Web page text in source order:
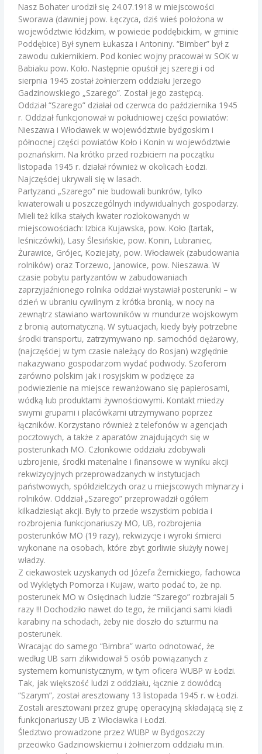
Nasz Bohater urodził się 24.07.1918 w miejscowości
Sworawa (dawniej pow. Łęczyca, dziś wieś położona w
województwie łódzkim, w powiecie poddębickim, w gminie
Poddębice) Był synem Łukasza i Antoniny. “Bimber” był z
zawodu cukiernikiem. Pod koniec wojny pracował w SOK w
Babiaku pow. Koło. Następnie opuścił jej szeregi i od
sierpnia 1945 został żołnierzem oddziału Jerzego
Gadzinowskiego „Szarego”. Został jego zastępcą.
Oddział “Szarego” działał od czerwca do października 1945
r. Oddział funkcjonował w południowej części powiatów:
Nieszawa i Włocławek w województwie bydgoskim i
północnej części powiatów Koło i Konin w województwie
poznańskim. Na krótko przed rozbiciem na początku
listopada 1945 r. działał również w okolicach Łodzi.
Najczęściej ukrywali się w lasach.
Partyzanci „Szarego” nie budowali bunkrów, tylko
kwaterowali u poszczególnych indywidualnych gospodarzy.
Mieli też kilka stałych kwater rozlokowanych w
miejscowościach: Izbica Kujawska, pow. Koło (tartak,
leśniczówki), Lasy Ślesińskie, pow. Konin, Lubraniec,
Żurawice, Grójec, Koziejaty, pow. Włocławek (zabudowania
rolników) oraz Torzewo, Janowice, pow. Nieszawa. W
czasie pobytu partyzantów w zabudowaniach
zaprzyjaźnionego rolnika oddział wystawiał posterunki – w
dzień w ubraniu cywilnym z krótka bronią, w nocy na
zewnątrz stawiano wartowników w mundurze wojskowym
z bronią automatyczną. W sytuacjach, kiedy były potrzebne
środki transportu, zatrzymywano np. samochód ciężarowy,
(najczęściej w tym czasie należący do Rosjan) względnie
nakazywano gospodarzom wydać podwody. Szoferom
zarówno polskim jak i rosyjskim w podzięce za
podwiezienie na miejsce rewanżowano się papierosami,
wódką lub produktami żywnościowymi. Kontakt miedzy
swymi grupami i placówkami utrzymywano poprzez
łączników. Korzystano również z telefonów w agencjach
pocztowych, a także z aparatów znajdujących się w
posterunkach MO. Członkowie oddziału zdobywali
uzbrojenie, środki materialne i finansowe w wyniku akcji
rekwizycyjnych przeprowadzanych w instytucjach
państwowych, spółdzielczych oraz u miejscowych młynarzy i
rolników. Oddział „Szarego” przeprowadził ogółem
kilkadziesiąt akcji. Były to przede wszystkim pobicia i
rozbrojenia funkcjonariuszy MO, UB, rozbrojenia
posterunków MO (19 razy), rekwizycje i wyroki śmierci
wykonane na osobach, które zbyt gorliwie służyły nowej
władzy.
Z ciekawostek uzyskanych od Józefa Żernickiego, fachowca
od Wyklętych Pomorza i Kujaw, warto podać to, że np.
posterunek MO w Osięcinach ludzie “Szarego” rozbrajali 5
razy !!! Dochodziło nawet do tego, że milicjanci sami kładli
karabiny na schodach, żeby nie doszło do szturmu na
posterunek.
Wracając do samego “Bimbra” warto odnotować, że
według UB sam zlikwidował 5 osób powiązanych z
systemem komunistycznym, w tym oficera WUBP w Łodzi.
Tak, jak większość ludzi z oddziału, łącznie z dowódcą
“Szarym”, został aresztowany 13 listopada 1945 r. w Łodzi.
Zostali aresztowani przez grupę operacyjną składającą się z
funkcjonariuszy UB z Włocławka i Łodzi.
Śledztwo prowadzone przez WUBP w Bydgoszczy
przeciwko Gadzinowskiemu i żołnierzom oddziału m.in.